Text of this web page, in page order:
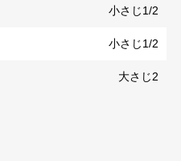
小さじ1/2
小さじ1/2
大さじ2